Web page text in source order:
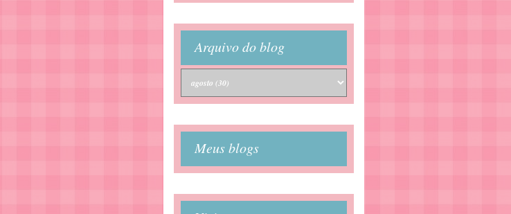
Arquivo do blog
Meus blogs